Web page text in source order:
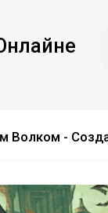
Волком -